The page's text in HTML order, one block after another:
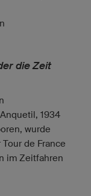
die Zeit
1934
wurde
de France
im Zeitfahren